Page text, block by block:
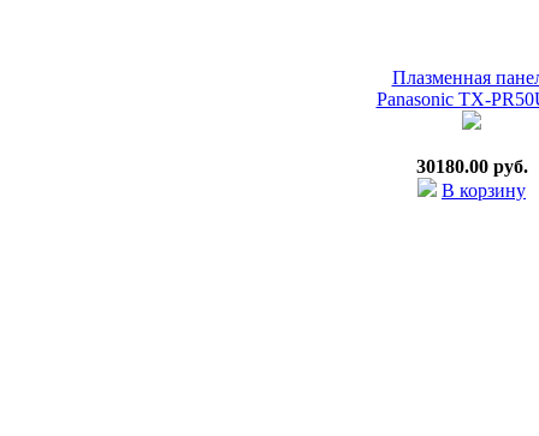
Плазменная
Panasonic TX-
30180.00 руб.
В корзину